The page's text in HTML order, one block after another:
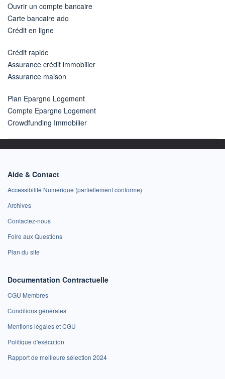
Ouvrir un compte bancaire
Carte bancaire ado
Crédit en ligne
Crédit rapide
Assurance crédit immobilier
Assurance maison
Plan Epargne Logement
Compte Epargne Logement
Crowdfunding Immobilier
Aide & Contact
Accessibilité Numérique (partiellement conforme)
Archives
Contactez-nous
Foire aux Questions
Plan du site
Documentation Contractuelle
CGU Membres
Conditions générales
Mentions légales et CGU
Politique d'exécution
Rapport de meilleure sélection 2024